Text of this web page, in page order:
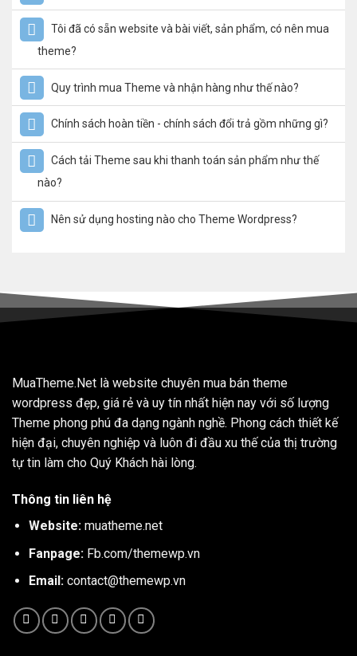
Tôi đã có sẵn website và bài viết, sản phẩm, có nên mua
theme?
Quy trình mua Theme và nhận hàng như thế nào?
Chính sách hoàn tiền - chính sách đổi trả gồm những gì?
Cách tải Theme sau khi thanh toán sản phẩm như thế
nào?
Nên sử dụng hosting nào cho Theme Wordpress?
MuaTheme.Net là website chuyên mua bán theme
wordpress đẹp, giá rẻ và uy tín nhất hiện nay với số lượng
Theme phong phú đa dạng ngành nghề. Phong cách thiết kế
hiện đại, chuyên nghiệp và luôn đi đầu xu thế của thị trường
tự tin làm cho Quý Khách hài lòng.
Thông tin liên hệ
Website: muatheme.net
Fanpage: Fb.com/themewp.vn
Email: contact@themewp.vn